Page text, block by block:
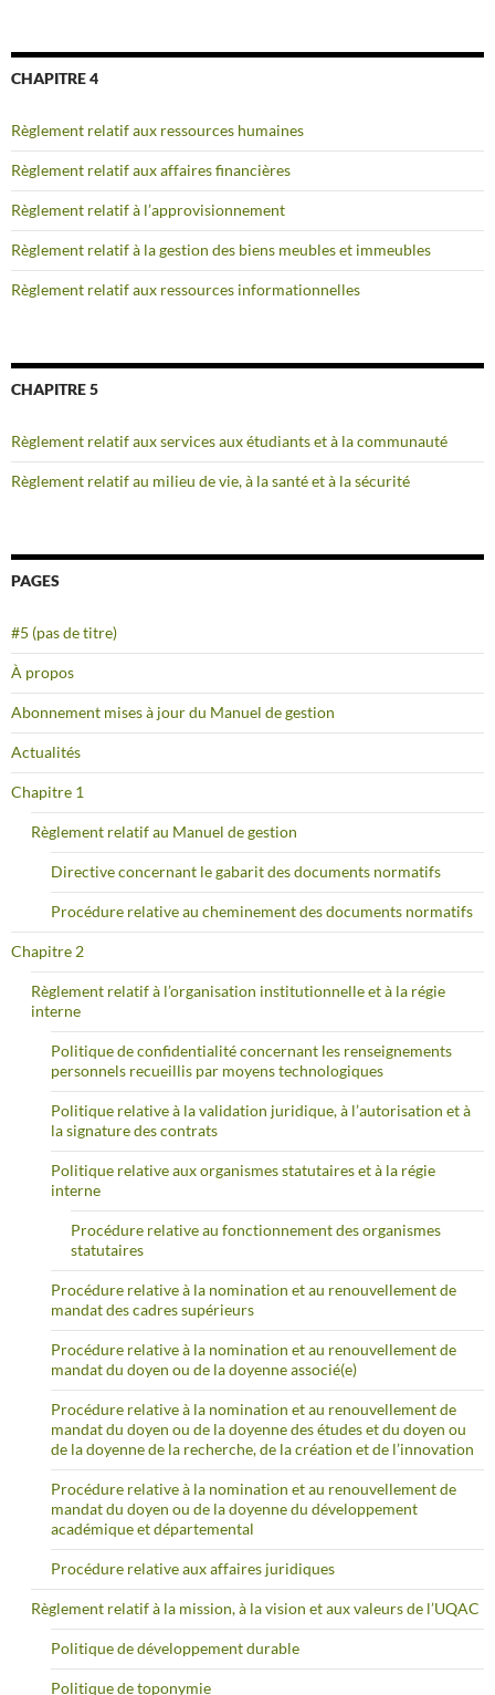
CHAPITRE 4
Règlement relatif aux ressources humaines
Règlement relatif aux affaires financières
Règlement relatif à l’approvisionnement
Règlement relatif à la gestion des biens meubles et immeubles
Règlement relatif aux ressources informationnelles
CHAPITRE 5
Règlement relatif aux services aux étudiants et à la communauté
Règlement relatif au milieu de vie, à la santé et à la sécurité
PAGES
#5 (pas de titre)
À propos
Abonnement mises à jour du Manuel de gestion
Actualités
Chapitre 1
Règlement relatif au Manuel de gestion
Directive concernant le gabarit des documents normatifs
Procédure relative au cheminement des documents normatifs
Chapitre 2
Règlement relatif à l’organisation institutionnelle et à la régie
interne
Politique de confidentialité concernant les renseignements
personnels recueillis par moyens technologiques
Politique relative à la validation juridique, à l’autorisation et à
la signature des contrats
Politique relative aux organismes statutaires et à la régie
interne
Procédure relative au fonctionnement des organismes
statutaires
Procédure relative à la nomination et au renouvellement de
mandat des cadres supérieurs
Procédure relative à la nomination et au renouvellement de
mandat du doyen ou de la doyenne associé(e)
Procédure relative à la nomination et au renouvellement de
mandat du doyen ou de la doyenne des études et du doyen ou
de la doyenne de la recherche, de la création et de l’innovation
Procédure relative à la nomination et au renouvellement de
mandat du doyen ou de la doyenne du développement
académique et départemental
Procédure relative aux affaires juridiques
Règlement relatif à la mission, à la vision et aux valeurs de l’UQAC
Politique de développement durable
Politique de toponymie